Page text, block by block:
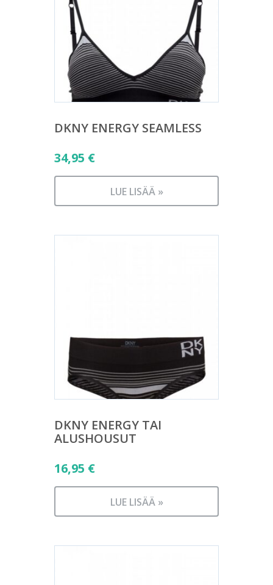
DKNY ENERGY SEAMLESS
34,95 €
LUE LISÄÄ »
DKNY ENERGY TAI
ALUSHOUSUT
16,95 €
LUE LISÄÄ »